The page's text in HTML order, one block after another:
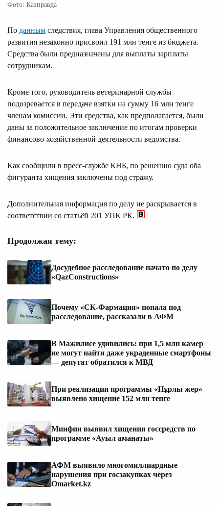
Фото: Казправда
По данным следствия, глава Управления общественного
развития незаконно присвоил 191 млн тенге из бюджета.
Средства были предназначены для выплаты зарплаты
сотрудникам.
Кроме того, руководитель ветеринарной службы
подозревается в передаче взятки на сумму 16 млн тенге
членам комиссии. Эти средства, как предполагается, были
даны за положительное заключение по итогам проверки
финансово-хозяйственной деятельности ведомства.
Как сообщили в пресс-службе КНБ, по решению суда оба
фигуранта хищения заключены под стражу.
Дополнительная информация по делу не раскрывается в
соответствии со статьёй 201 УПК РК.
Продолжая тему:
Досудебное расследование начато по делу
«QazConstructions»
Почему «СК-Фармация» попала под
расследование, рассказали в АФМ
В Мажилисе удивились: при 1,5 млн камер
не могут найти даже украденные смартфоны
— депутат обратился к МВД
При реализации программы «Нұрлы жер»
выявлено хищение 152 млн тенге
Минфин выявил хищения госсредств по
программе «Ауыл аманаты»
АФМ выявило многомиллиардные
нарушения при госзакупках через
Omarket.kz